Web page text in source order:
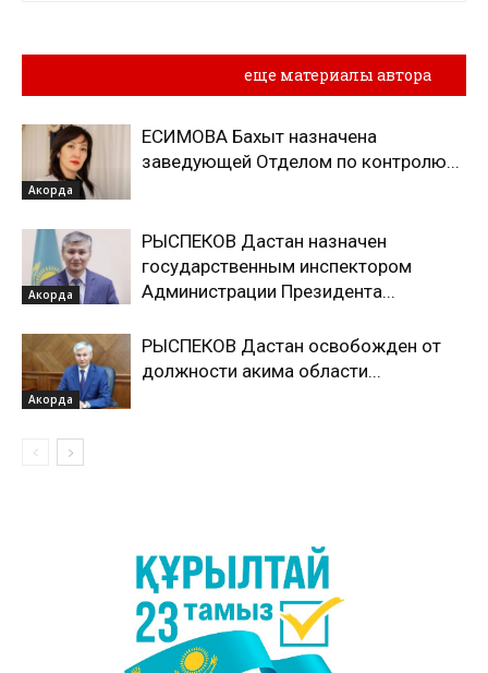
еще материалы автора
Акорда
ЕСИМОВА Бахыт назначена
заведующей Отделом по контролю...
Акорда
РЫСПЕКОВ Дастан назначен
государственным инспектором
Администрации Президента...
Акорда
РЫСПЕКОВ Дастан освобожден от
должности акима области...